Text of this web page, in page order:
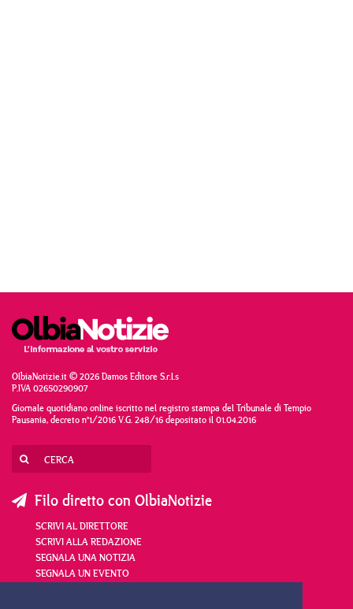
OlbiaNotizie.it © 2026 Damos Editore S.r.l.s
P.IVA 02650290907
Giornale quotidiano online iscritto nel registro stampa del Tribunale di Tempio
Pausania, decreto n°1/2016 V.G. 248/16 depositato il 01.04.2016
Filo diretto con OlbiaNotizie
SCRIVI AL DIRETTORE
SCRIVI ALLA REDAZIONE
SEGNALA UNA NOTIZIA
SEGNALA UN EVENTO